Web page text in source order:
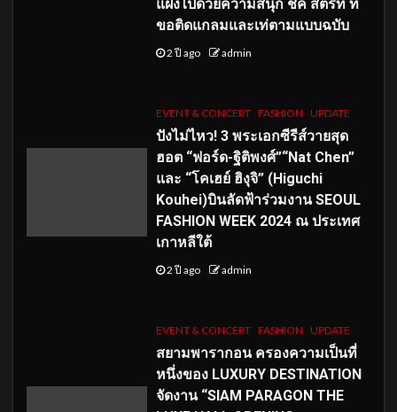
แฝงไปด้วยความสนุก ชิค สตรีท ที่
ขอติดแกลมและเท่ตามแบบฉบับ
2 ปี ago admin
EVENT & CONCERT FASHION UPDATE
ปังไม่ไหว! 3 พระเอกซีรีส์วายสุด
ฮอต “ฟอร์ด-ฐิติพงศ์”“Nat Chen”
และ “โคเฮย์ ฮิงุจิ” (Higuchi
Kouhei)บินลัดฟ้าร่วมงาน SEOUL
FASHION WEEK 2024 ณ ประเทศ
เกาหลีใต้
2 ปี ago admin
EVENT & CONCERT FASHION UPDATE
สยามพารากอน ครองความเป็นที่
หนึ่งของ LUXURY DESTINATION
จัดงาน “SIAM PARAGON THE